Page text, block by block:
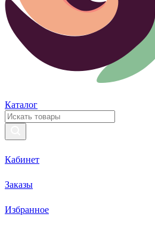
Каталог
Кабинет
Заказы
Избранное